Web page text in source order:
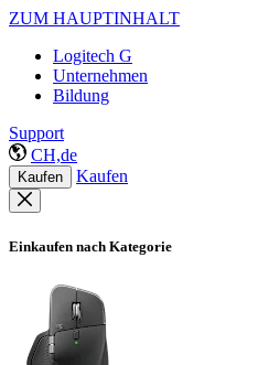
ZUM HAUPTINHALT
Logitech G
Unternehmen
Bildung
Support
CH,de
Kaufen Kaufen
Einkaufen nach Kategorie